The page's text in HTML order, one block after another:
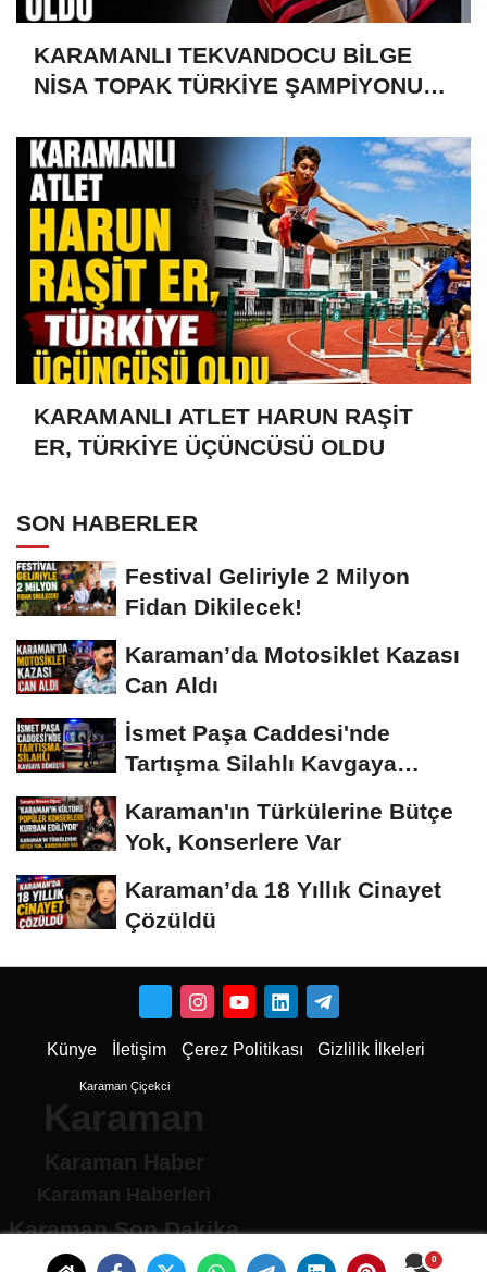
KARAMANLI TEKVANDOCU BİLGE
NİSA TOPAK TÜRKİYE ŞAMPİYONU
KARAMANLI ATLET HARUN RAŞİT
ER, TÜRKİYE ÜÇÜNCÜSÜ OLDU
SON HABERLER
Festival Geliriyle 2 Milyon
Fidan Dikilecek!
Karaman’da Motosiklet Kazası
Can Aldı
İsmet Paşa Caddesi'nde
Tartışma Silahlı Kavgaya
Karaman'ın Türkülerine Bütçe
Yok, Konserlere Var
Karaman’da 18 Yıllık Cinayet
Çözüldü
Künye İletişim Çerez Politikası Gizlilik İlkeleri
Karaman Çiçekci
Karaman
Karaman Haber
Karaman Haberleri
Karaman Son Dakika
Karaman son dakika Haberleri